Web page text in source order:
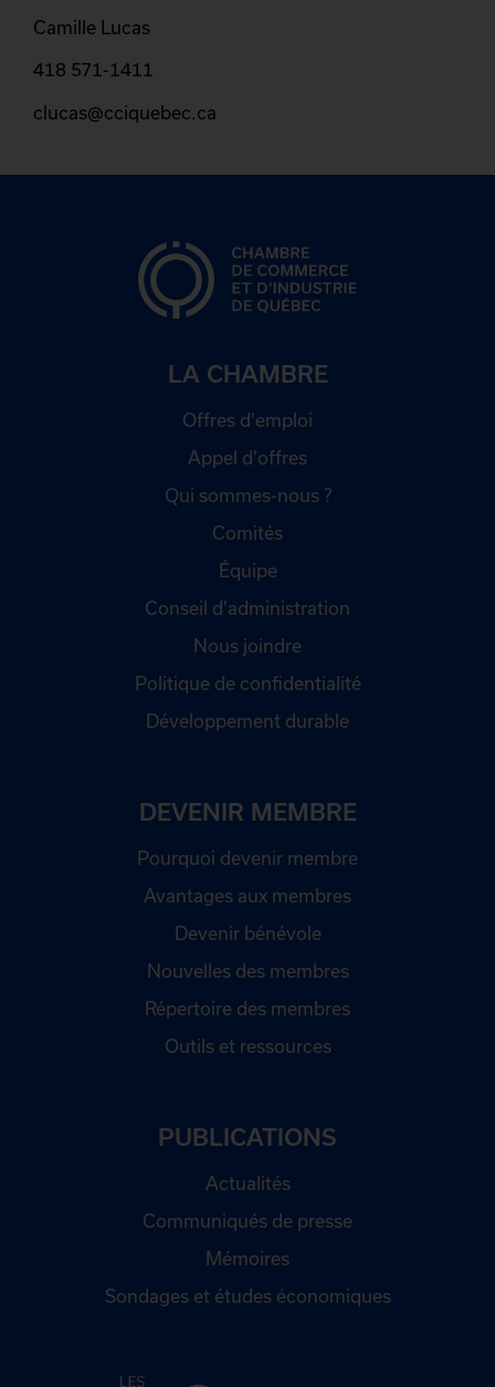
Camille Lucas
418 571-1411
clucas@cciquebec.ca
LA CHAMBRE
Offres d'emploi
Appel d'offres
Qui sommes-nous ?
Comités
Équipe
Conseil d'administration
Nous joindre
Politique de confidentialité
Développement durable
DEVENIR MEMBRE
Pourquoi devenir membre
Avantages aux membres
Devenir bénévole
Nouvelles des membres
Répertoire des membres
Outils et ressources
PUBLICATIONS
Actualités
Communiqués de presse
Mémoires
Sondages et études économiques